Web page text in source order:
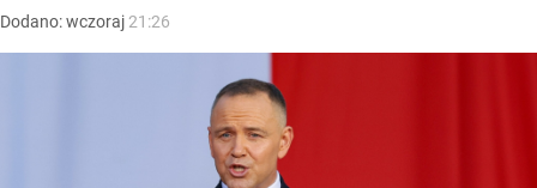
Dodano:wczoraj 21:26